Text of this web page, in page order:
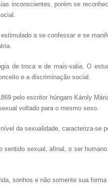
inconscientes, porém se
a se confessar e se
de troca e de mais-valia. O
e a discriminação social.
pelo escritor húngaro Károly
voltado para o mesmo sexo.
da sexualidade, caracteriza-se
sexual, afinal, o ser
sonhos e não somente sua